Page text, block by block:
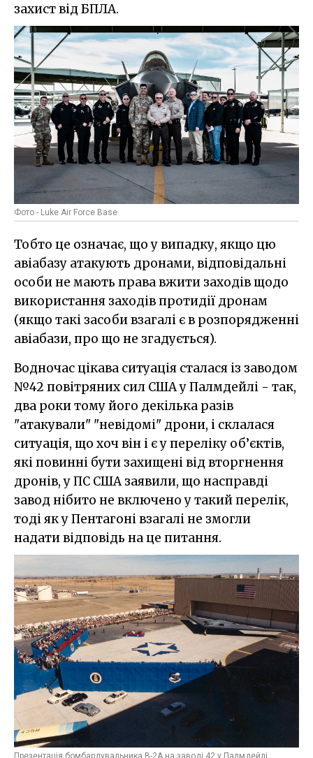
захист від БПЛА.
Фото - Luke Air Force Base
Тобто це означає, що у випадку, якщо цю
авіабазу атакують дронами, відповідальні
особи не мають права вжити заходів щодо
використання заходів протидії дронам
(якщо такі засоби взагалі є в розпорядженні
авіабази, про що не згадується).
Водночас цікава ситуація сталася із заводом
№42 повітряних сил США у Палмдейлі - так,
два роки тому його декілька разів
"атакували" "невідомі" дрони, і склалася
ситуація, що хоч він і є у переліку об’єктів,
які повинні бути захищені від вторгнення
дронів, у ПС США заявили, що насправді
завод нібито не включено у такий перелік,
тоді як у Пентагоні взагалі не змогли
надати відповідь на це питання.
Презентація бомбардувальника B-2A на заводі 42 у Палмдейлі